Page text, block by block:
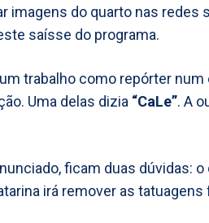
imagens do quarto nas redes
saísse do programa.
trabalho como repórter num
Uma delas dizia “CaLe”. A
ficam duas dúvidas:
irá remover as